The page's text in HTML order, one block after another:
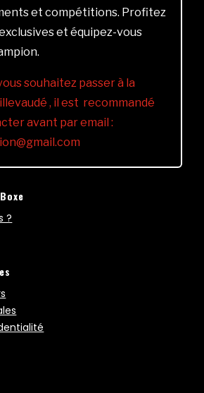
et compétitions. Profitez
et équipez-vous
souhaitez passer à la
, il est recommandé
avant par email :
?